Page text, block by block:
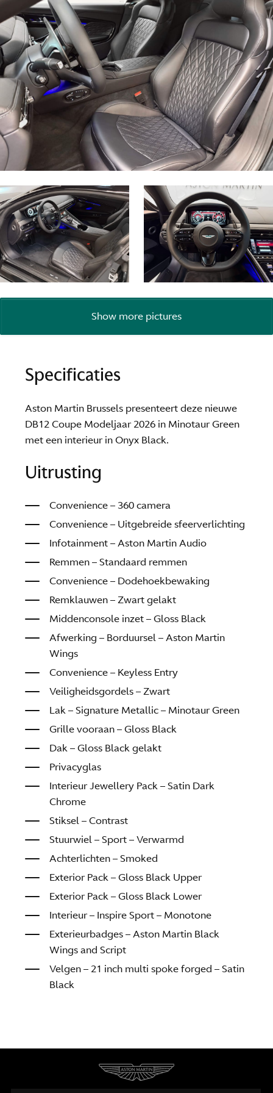
Specificaties
Aston Martin Brussels presenteert deze nieuwe
DB12 Coupe Modeljaar 2026 in Minotaur Green
met een interieur in Onyx Black.
Uitrusting
Convenience – 360 camera
Convenience – Uitgebreide sfeerverlichting
Infotainment – Aston Martin Audio
Remmen – Standaard remmen
Convenience – Dodehoekbewaking
Remklauwen – Zwart gelakt
Middenconsole inzet – Gloss Black
Afwerking – Borduursel – Aston Martin
Wings
Convenience – Keyless Entry
Veiligheidsgordels – Zwart
Lak – Signature Metallic – Minotaur Green
Grille vooraan – Gloss Black
Dak – Gloss Black gelakt
Privacyglas
Interieur Jewellery Pack – Satin Dark
Chrome
Stiksel – Contrast
Stuurwiel – Sport – Verwarmd
Achterlichten – Smoked
Exterior Pack – Gloss Black Upper
Exterior Pack – Gloss Black Lower
Interieur – Inspire Sport – Monotone
Exterieurbadges – Aston Martin Black
Wings and Script
Velgen – 21 inch multi spoke forged – Satin
Black
Show more pictures